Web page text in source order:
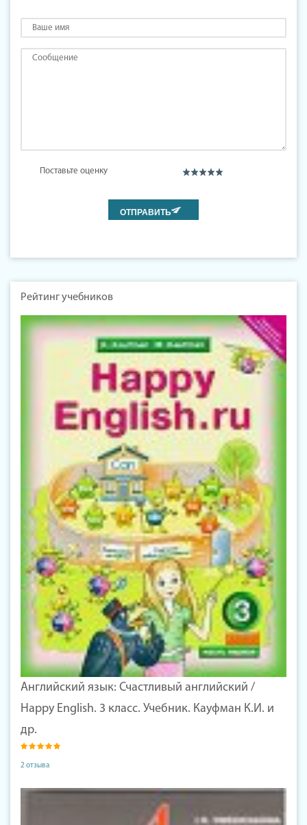
Поставьте оценку
Рейтинг учебников
Английский язык: Счастливый английский /
Happy English. 3 класс. Учебник. Кауфман К.И. и
др.
2 отзыва